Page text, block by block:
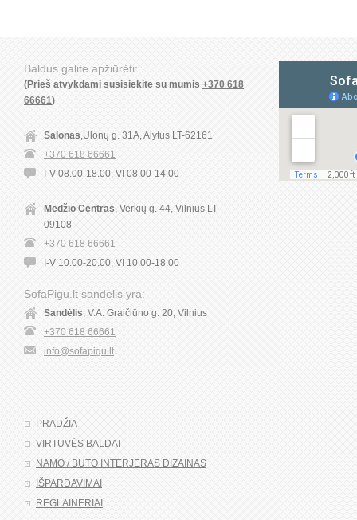
Baldus galite apžiūrėti:
(Prieš atvykdami susisiekite su mumis +370 618
66661)
Salonas ,Ulonų g. 31A, Alytus LT-62161
+370 618 66661
I-V 08.00-18.00, VI 08.00-14.00
Medžio Centras , Verkių g. 44, Vilnius LT-
09108
+370 618 66661
I-V 10.00-20.00, VI 10.00-18.00
SofaPigu.lt sandėlis yra:
Sandėlis , V.A. Graičiūno g. 20, Vilnius
+370 618 66661
info@sofapigu.lt
PRADŽIA
VIRTUVĖS BALDAI
NAMO / BUTO INTERJERAS DIZAINAS
IŠPARDAVIMAI
REGLAINERIAI